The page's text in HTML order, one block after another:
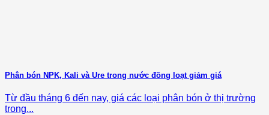
Phân bón NPK, Kali và Ure trong nước đồng loạt giảm giá
Từ đầu tháng 6 đến nay, giá các loại phân bón ở thị trường
trong...